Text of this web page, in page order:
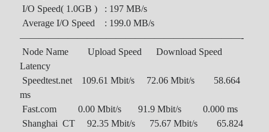
I/O Speed( 1.0GB ) : 197 MB/s
Average I/O Speed : 199.0 MB/s
———————————————————————-
Node Name Upload Speed Download Speed
Latency
Speedtest.net 109.61 Mbit/s 72.06 Mbit/s 58.664
ms
Fast.com 0.00 Mbit/s 91.9 Mbit/s 0.000 ms
Shanghai CT 92.35 Mbit/s 75.67 Mbit/s 65.824